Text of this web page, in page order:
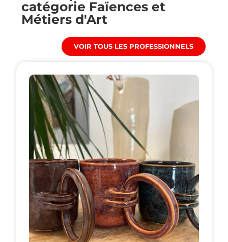
catégorie Faïences et
Métiers d'Art
VOIR TOUS LES PROFESSIONNELS